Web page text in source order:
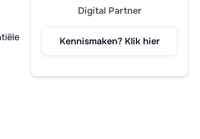
Digital Partner
Kennismaken? Klik hier